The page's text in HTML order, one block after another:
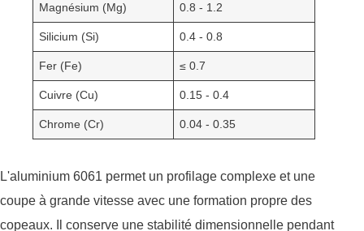
Magnésium (Mg) 0.8 - 1.2
Silicium (Si) 0.4 - 0.8
Fer (Fe) ≤ 0.7
Cuivre (Cu) 0.15 - 0.4
Chrome (Cr) 0.04 - 0.35
L'aluminium 6061 permet un profilage complexe et une
coupe à grande vitesse avec une formation propre des
copeaux. Il conserve une stabilité dimensionnelle pendant